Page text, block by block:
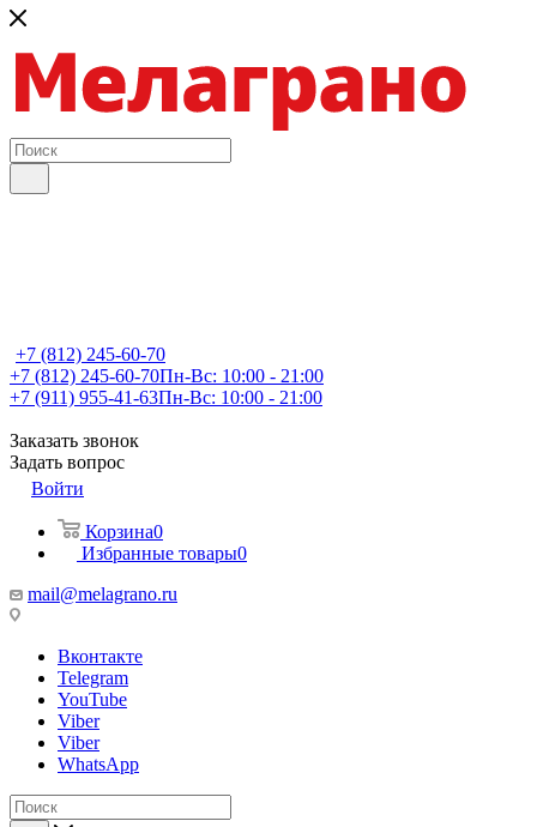
+7 (812) 245-60-70
+7 (812) 245-60-70Пн-Вс: 10:00 - 21:00
+7 (911) 955-41-63Пн-Вс: 10:00 - 21:00
Заказать звонок
Задать вопрос
Войти
Корзина0
Избранные товары0
mail@melagrano.ru
Вконтакте
Telegram
YouTube
Viber
Viber
WhatsApp